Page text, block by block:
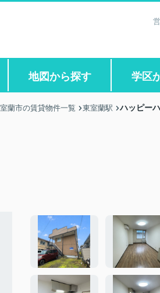
地図から探す 学区
室蘭市の賃貸物件一覧 東室蘭駅 ハッピー